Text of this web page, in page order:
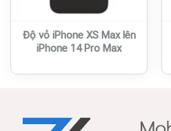
Độ vỏ iPhone XS Max lên
iPhone 14 Pro Max